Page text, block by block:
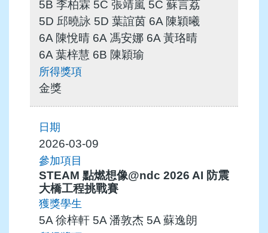
5B 李柏霖 5C 張靖嵐 5C 蘇言荔
5D 邱曉詠 5D 葉誼茵 6A 陳穎曦
6A 陳悅晴 6A 馮安娜 6A 黃珞晴
6A 葉梓慧 6B 陳穎瑜
金獎
2026-03-09
STEAM 點燃想像@ndc 2026 AI 防震
大橋工程挑戰賽
5A 徐梓軒 5A 潘敦杰 5A 蘇逸朗